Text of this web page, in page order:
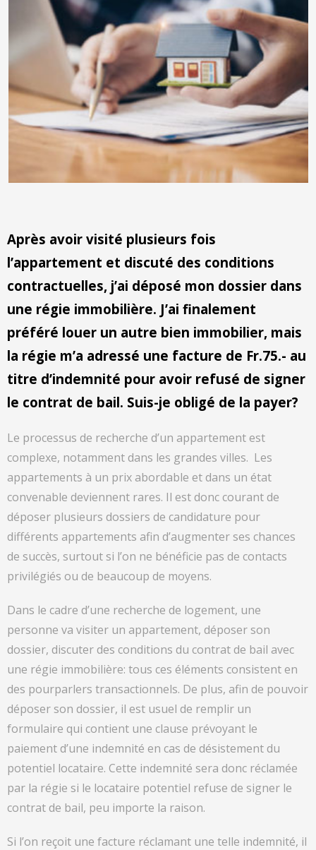
Contact
Après avoir visité plusieurs fois
l’appartement et discuté des conditions
contractuelles, j’ai déposé mon dossier dans
une régie immobilière. J’ai finalement
préféré louer un autre bien immobilier, mais
la régie m’a adressé une facture de Fr.75.- au
titre d’indemnité pour avoir refusé de signer
le contrat de bail. Suis-je obligé de la payer?
Le processus de recherche d’un appartement est
complexe, notamment dans les grandes villes. Les
appartements à un prix abordable et dans un état
convenable deviennent rares. Il est donc courant de
déposer plusieurs dossiers de candidature pour
différents appartements afin d’augmenter ses chances
de succès, surtout si l’on ne bénéficie pas de contacts
privilégiés ou de beaucoup de moyens.
Dans le cadre d’une recherche de logement, une
personne va visiter un appartement, déposer son
dossier, discuter des conditions du contrat de bail avec
une régie immobilière: tous ces éléments consistent en
des pourparlers transactionnels. De plus, afin de pouvoir
déposer son dossier, il est usuel de remplir un
formulaire qui contient une clause prévoyant le
paiement d’une indemnité en cas de désistement du
potentiel locataire. Cette indemnité sera donc réclamée
par la régie si le locataire potentiel refuse de signer le
contrat de bail, peu importe la raison.
Si l’on reçoit une facture réclamant une telle indemnité, il